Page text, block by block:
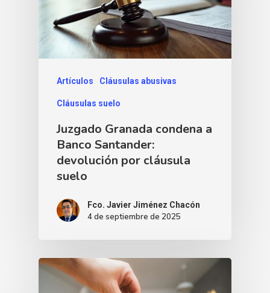
Artículos Cláusulas abusivas
Cláusulas suelo
Juzgado Granada condena a
Banco Santander:
devolución por cláusula
suelo
Fco. Javier Jiménez Chacón
4 de septiembre de 2025